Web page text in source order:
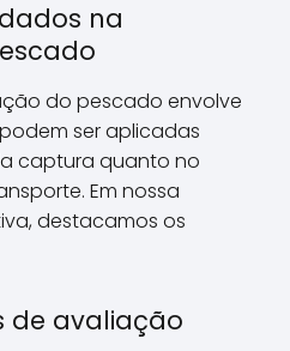
na
do pescado envolve
ser aplicadas
captura quanto no
Em nossa
destacamos os
de avaliação